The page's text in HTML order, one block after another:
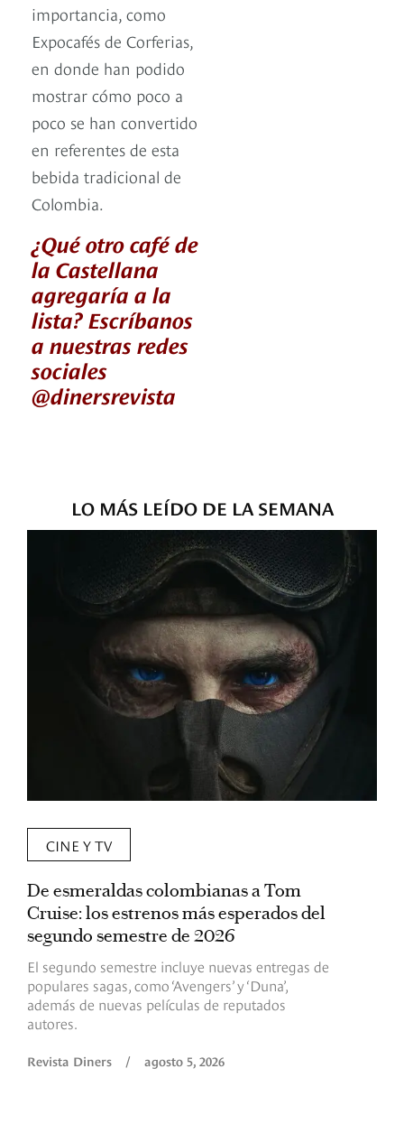
importancia, como
Expocafés de Corferias,
en donde han podido
mostrar cómo poco a
poco se han convertido
en referentes de esta
bebida tradicional de
Colombia.
¿Qué otro café de
la Castellana
agregaría a la
lista? Escríbanos
a nuestras redes
sociales
@dinersrevista
LO MÁS LEÍDO DE LA SEMANA
CINE Y TV
De esmeraldas colombianas a Tom
Cruise: los estrenos más esperados del
segundo semestre de 2026
El segundo semestre incluye nuevas entregas de
populares sagas, como ‘Avengers’ y ‘Duna’,
además de nuevas películas de reputados
autores.
Revista Diners / agosto 5, 2026